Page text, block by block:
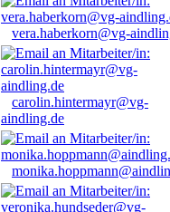
vera.haberkorn@vg-
carolin.hintermayr@vg-
aindling.de